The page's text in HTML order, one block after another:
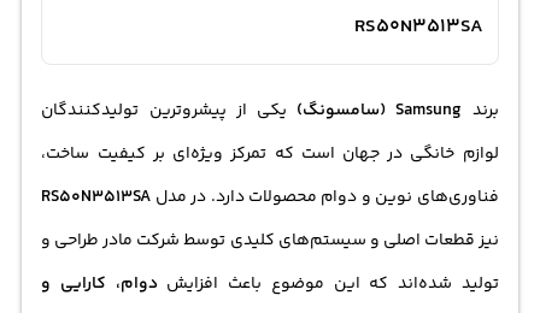
RS50N3513SA
برند Samsung (سامسونگ)
یکی از پیشروترین تولیدکنندگان
لوازم خانگی در جهان است که تمرکز ویژه‌ای بر کیفیت ساخت،
فناوری‌های نوین و دوام محصولات دارد. در مدل RS50N3513SA
نیز قطعات اصلی و سیستم‌های کلیدی توسط شرکت مادر طراحی و
تولید شده‌اند که این موضوع باعث افزایشدوام، کارایی و